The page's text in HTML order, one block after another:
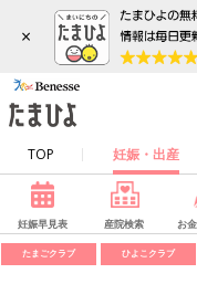
×
TOP 妊娠・出産
妊娠早見表 産院検索 お
たまごクラブ ひよこクラブ